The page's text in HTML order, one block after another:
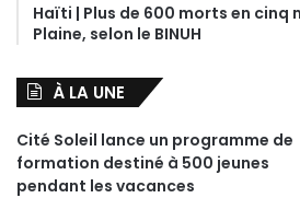
Haïti | Plus de 600 morts en cinq
Plaine, selon le BINUH
À LA UNE
Cité Soleil lance un programme de
formation destiné à 500 jeunes
pendant les vacances